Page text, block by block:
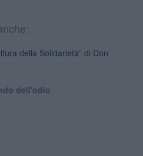
della Solidarietà” di Don
dell'odio